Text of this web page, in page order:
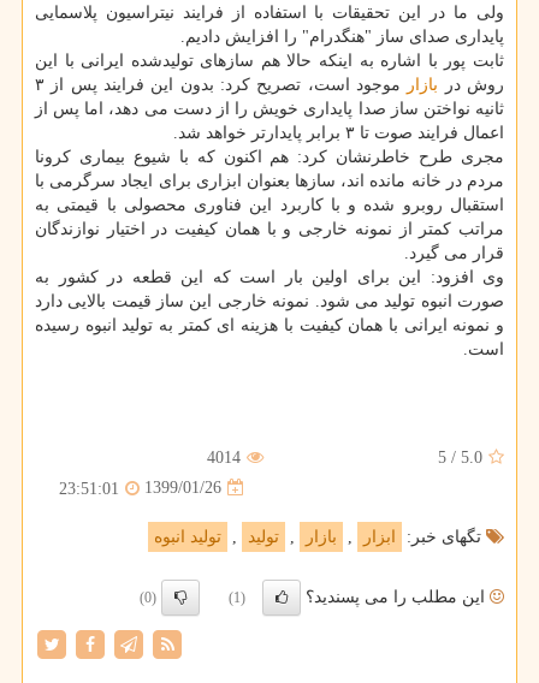
ولی ما در این تحقیقات با استفاده از فرایند نیتراسیون پلاسمایی
پایداری صدای ساز "هنگدرام" را افزایش دادیم.
ثابت پور با اشاره به اینكه حالا هم سازهای تولیدشده ایرانی با این
روش در بازار
موجود است، تصریح كرد: بدون این فرایند پس از ۳
ثانیه نواختن ساز صدا پایداری خویش را از دست می دهد، اما پس از
اعمال فرایند صوت تا ۳ برابر پایدارتر خواهد شد.
مجری طرح خاطرنشان كرد: هم اكنون كه با شیوع بیماری كرونا
مردم در خانه مانده اند، سازها بعنوان ابزاری برای ایجاد سرگرمی با
استقبال روبرو شده و با كاربرد این فناوری محصولی با قیمتی به
مراتب كمتر از نمونه خارجی و با همان كیفیت در اختیار نوازندگان
قرار می گیرد.
وی افزود: این برای اولین بار است كه این قطعه در كشور به
صورت انبوه تولید می شود. نمونه خارجی این ساز قیمت بالایی دارد
و نمونه ایرانی با همان كیفیت با هزینه ای كمتر به تولید انبوه رسیده
است.
5.0
/
5
4014
1399/01/26
23:51:01
تگهای خبر: ابزار , بازار , تولید , تولید انبوه
این مطلب را می پسندید؟ (1)
(0)